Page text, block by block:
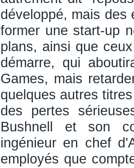
développé, mais des
former une start-up
plans, ainsi que
démarre, qui
Games, mais
quelques autres
des pertes
Bushnell et son
ingénieur en chef
employés que